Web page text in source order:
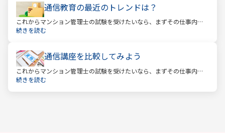
通信教育の最近のトレンドは？
これからマンション管理士の試験を受けたいなら、まずその仕事内容
を確かめましょう。この仕事では、マンション管理組合の総合的なサ
続きを読む
通信講座を比較してみよう
これからマンション管理士の試験を受けたいなら、まずその仕事内容
を確かめましょう。この仕事では、マンション管理組合の総合的なサ
続きを読む